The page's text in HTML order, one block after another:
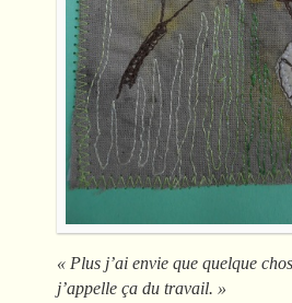
« Plus j’ai envie que quelque
j’appelle ça du travail. »